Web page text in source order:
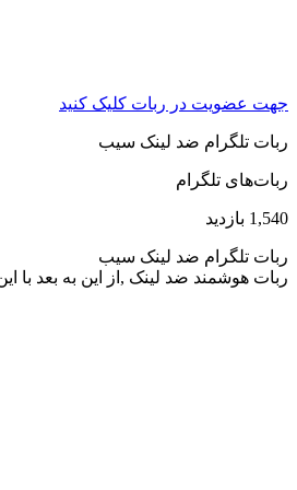
جهت عضویت در ربات کلیک کنید
ربات تلگرام ضد لینک سیب
ربات‌های تلگرام
1,540 بازدید
ربات تلگرام ضد لینک سیب
ربات هوشمند ضد لینک ,از این به بعد با